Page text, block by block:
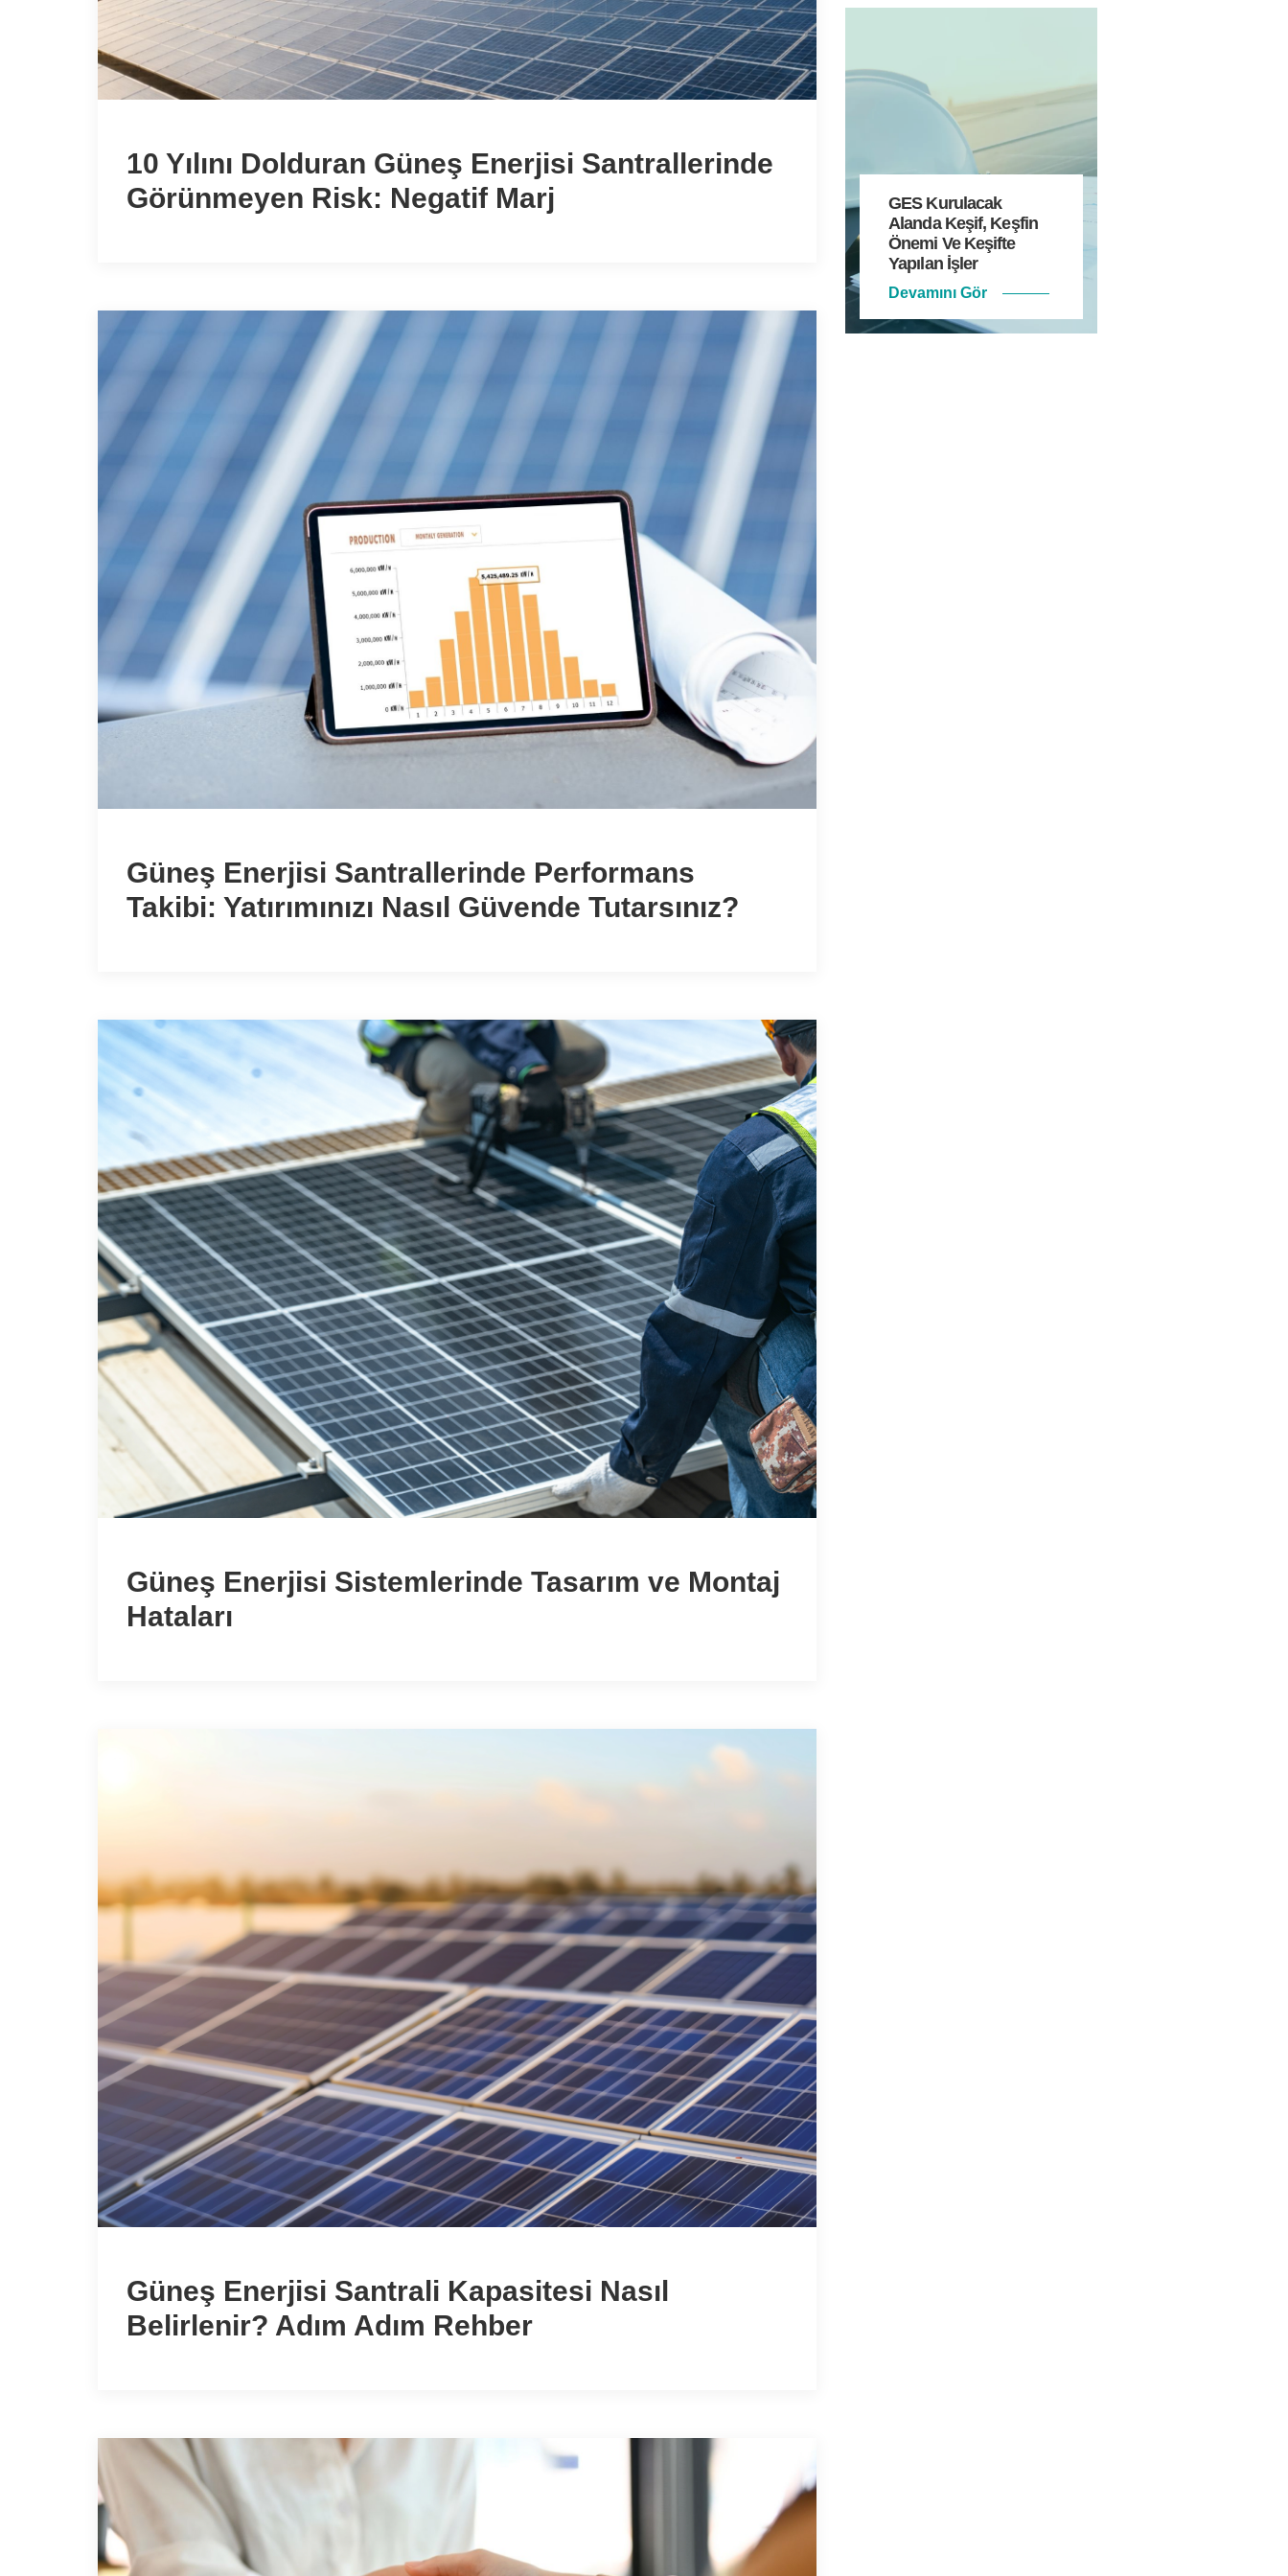
10 Yılını Dolduran Güneş Enerjisi Santrallerinde
Görünmeyen Risk: Negatif Marj
Güneş Enerjisi Santrallerinde Performans
Takibi: Yatırımınızı Nasıl Güvende Tutarsınız?
Güneş Enerjisi Sistemlerinde Tasarım ve Montaj
Hataları
Güneş Enerjisi Santrali Kapasitesi Nasıl
Belirlenir? Adım Adım Rehber
GES Kurulacak
Alanda Keşif, Keşfin
Önemi Ve Keşifte
Yapılan İşler
Devamını Gör